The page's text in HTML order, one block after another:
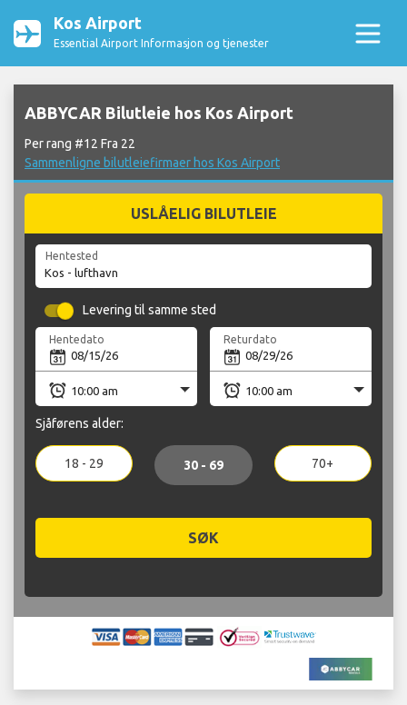
Kos Airport
Essential Airport Informasjon og tjenester
ABBYCAR Bilutleie hos Kos Airport
Per rang #12 Fra 22
Sammenligne bilutleiefirmaer hos Kos Airport
USLÅELIG BILUTLEIE
Hentested
Levering til samme sted
Hentedato Returdato
Sjåførens alder:
18 - 29 30 - 69 70+
SØK